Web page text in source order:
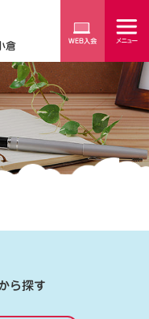
倉
ら探す